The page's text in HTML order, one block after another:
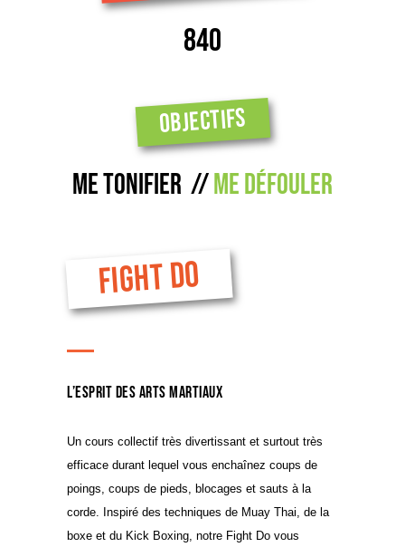
840
OBJECTIFS
Me tonifier //me défouler
FIGHT DO
L’esprit des Arts Martiaux
Un cours collectif très divertissant et surtout très
efficace durant lequel vous enchaînez coups de
poings, coups de pieds, blocages et sauts à la
corde. Inspiré des techniques de Muay Thai, de la
boxe et du Kick Boxing, notre Fight Do vous